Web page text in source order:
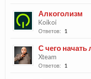
Алкоголизм
Koikoi
Ответов: 1
С чего начать
Xteam
Ответов: 1